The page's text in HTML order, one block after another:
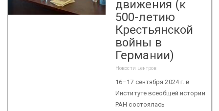
движения (к
500-летию
Крестьянской
войны в
Германии)
Новости центров
16–17 сентября 2024 г. в
Институте всеобщей истории
РАН состоялась